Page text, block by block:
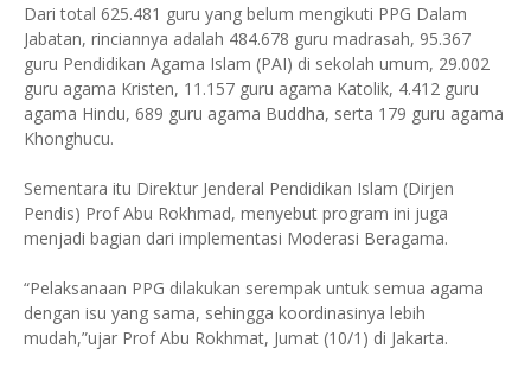
Dari total 625.481 guru yang belum mengikuti PPG Dalam
Jabatan, rinciannya adalah 484.678 guru madrasah, 95.367
guru Pendidikan Agama Islam (PAI) di sekolah umum, 29.002
guru agama Kristen, 11.157 guru agama Katolik, 4.412 guru
agama Hindu, 689 guru agama Buddha, serta 179 guru agama
Khonghucu.
Sementara itu Direktur Jenderal Pendidikan Islam (Dirjen
Pendis) Prof Abu Rokhmad, menyebut program ini juga
menjadi bagian dari implementasi Moderasi Beragama.
“Pelaksanaan PPG dilakukan serempak untuk semua agama
dengan isu yang sama, sehingga koordinasinya lebih
mudah,”ujar Prof Abu Rokhmat, Jumat (10/1) di Jakarta.